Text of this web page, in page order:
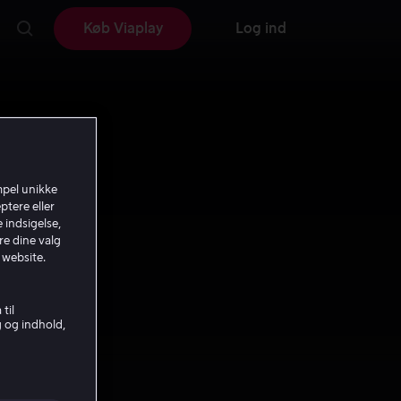
Køb Viaplay Log ind
unikke
eller
dine valg
til
indhold,